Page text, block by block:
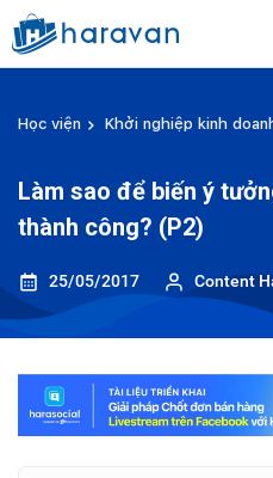
Học viện Khởi nghiệp kinh
Làm sao để biến ý
thành công? (P2)
25/05/2017 Content